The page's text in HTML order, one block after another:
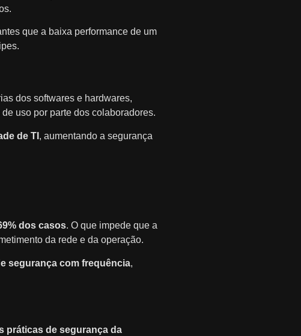
que a baixa performance de um
dos softwares e hardwares,
uso por parte dos colaboradores.
de TI , aumentando a segurança
dos casos. O que impede que a
da rede e da operação.
segurança com frequência,
práticas de segurança da